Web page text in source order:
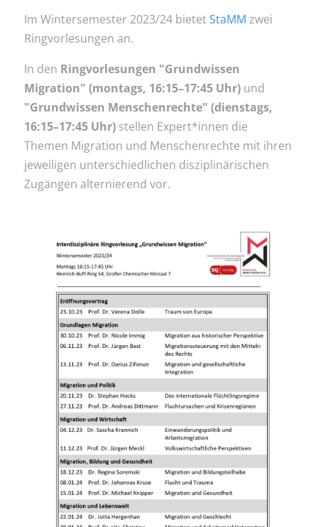
Im Wintersemester 2023/24 bietetStaMM zwei
Ringvorlesungen an.
In den Ringvorlesungen "Grundwissen
Migration" (montags, 16:15–17:45 Uhr) und
"Grundwissen Menschenrechte" (dienstags,
16:15–17:45 Uhr)stellen Expert*innen die
Themen Migration und Menschenrechte mit ihren
jeweiligen unterschiedlichen disziplinärischen
Zugängen alternierend vor.